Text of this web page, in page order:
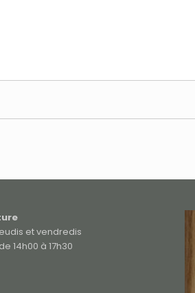
et vendredis
14h00 à 17h30